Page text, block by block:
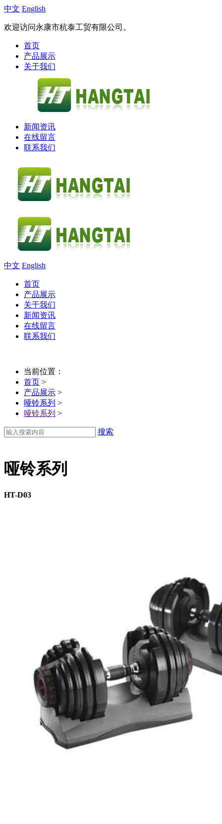
中文 English
欢迎访问永康市杭泰工贸有限公司。
首页
产品展示
关于我们
新闻资讯
在线留言
联系我们
中文 English
首页
产品展示
关于我们
新闻资讯
在线留言
联系我们
当前位置：
首页 >
产品展示 >
哑铃系列 >
哑铃系列 >
搜索
哑铃系列
HT-D03